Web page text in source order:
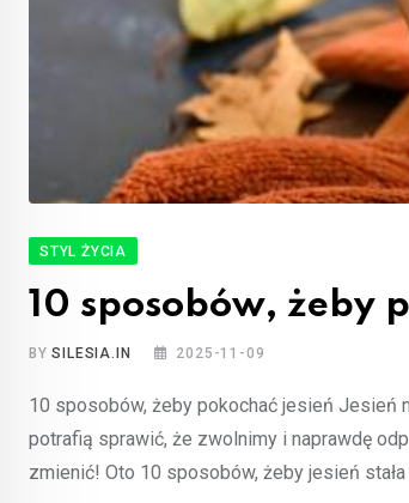
STYL ŻYCIA
10 sposobów, żeby
BYSILESIA.IN 2025-11-09
10 sposobów, żeby pokochać jesień Jesień
potrafią sprawić, że zwolnimy i naprawdę
zmienić! Oto 10 sposobów, żeby jesień